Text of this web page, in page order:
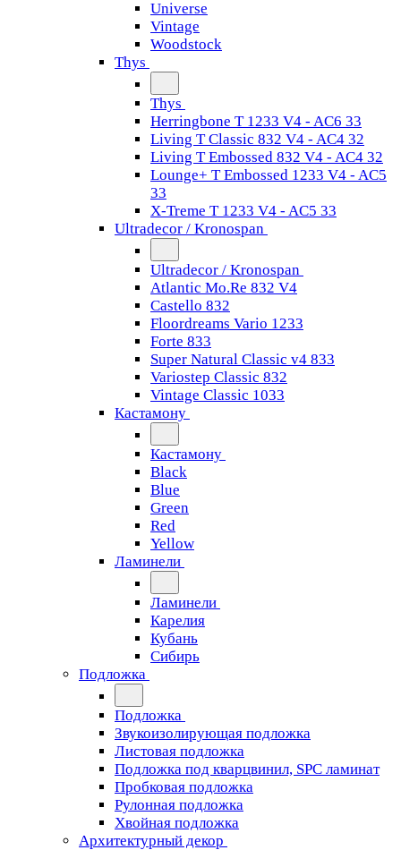
Universe
Vintage
Woodstock
Thys
Thys
Herringbone T 1233 V4 - AC6 33
Living T Classic 832 V4 - AC4 32
Living T Embossed 832 V4 - AC4 32
Lounge+ T Embossed 1233 V4 - AC5
33
X-Treme T 1233 V4 - AC5 33
Ultradecor / Kronospan
Ultradecor / Kronospan
Atlantic Mo.Re 832 V4
Castello 832
Floordreams Vario 1233
Forte 833
Super Natural Classic v4 833
Variostep Classic 832
Vintage Classic 1033
Кастамону
Кастамону
Black
Blue
Green
Red
Yellow
Ламинели
Ламинели
Карелия
Кубань
Сибирь
Подложка
Подложка
Звукоизолирующая подложка
Листовая подложка
Подложка под кварцвинил, SPC ламинат
Пробковая подложка
Рулонная подложка
Хвойная подложка
Архитектурный декор